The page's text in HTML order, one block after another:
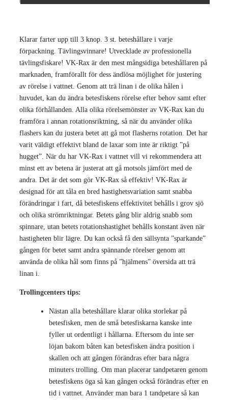
Klarar farter upp till 3 knop. 3 st. beteshållare i varje
förpackning. Tävlingsvinnare! Utvecklade av professionella
tävlingsfiskare! VK-Rax är den mest mångsidiga beteshållaren på
marknaden, framförallt för dess ändlösa möjlighet för justering
av rörelse i vattnet. Genom att trä linan i de olika hålen i
huvudet, kan du ändra betesfiskens rörelse efter behov samt efter
olika förhållanden. Alla olika rörelsemönster av VK-Rax kan du
framföra i annan rotationsriktning, så när du använder olika
flashers kan du justera betet att gå mot flasherns rotation. Det har
varit väldigt effektivt bland de laxar som inte är riktigt ”på
hugget”. När du har VK-Rax i vattnet vill vi rekommendera att
minst ett av betena är justerat att gå motsols jämfört med de
andra. Det är det som gör VK-Rax så effektiv! VK-Rax är
designad för att tåla en bred hastighetsvariation samt snabba
förändringar i fart, då betesfiskens effektivitet behålls i grov sjö
och olika strömriktningar. Betets gång blir aldrig snabb som
spinnare, utan betets rotationshastighet behålls konstant även när
hastigheten blir lägre. Du kan också få den sällsynta ”sparkande”
gången för betet samt andra spännande rörelser genom att
använda de olika hål som finns på ”hjälmens” översida att trä
linan i.
Trollingcenters tips:
Nästan alla beteshållare klarar olika storlekar på
betesfisken, men de små betesfiskarna kanske inte
fyller ut ordentligt i hållarna. Eftersom du inte ser
löjan bakom båten kan betesfisken ändra position i
skallen och att gången förändras efter bara några
minuters trolling. Om man placerar tandpetaren genom
betesfiskens öga så kan gången också förändras efter en
tid i vattnet. Använder man bara 1 tandpetare så kan